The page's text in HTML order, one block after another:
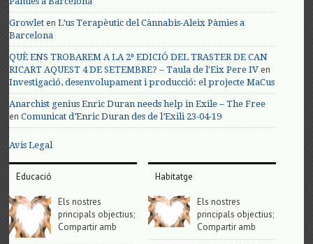
Growlet enL’us Terapèutic del Cànnabis-Aleix Pàmies a
Barcelona
QUÈ ENS TROBAREM A LA 2ª EDICIÓ DEL TRASTER DE CAN
RICART AQUEST 4 DE SETEMBRE? – Taula de l'Eix Pere IV en
Investigació, desenvolupament i producció: el projecte MaCus
Anarchist genius Enric Duran needs help in Exile – The Free
enComunicat d’Enric Duran des de l’Exili 23-04-19
Avis Legal
Educació
Els nostres
principals objectius;
Compartir amb
Habitatge
Els nostres
principals objectius;
Compartir amb